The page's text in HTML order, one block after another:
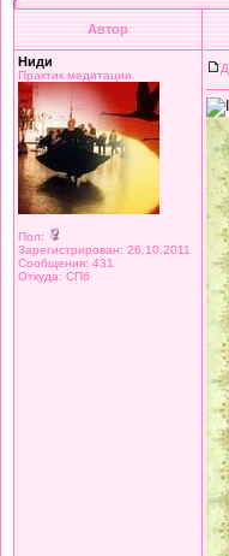
Автор
Ниди
Практик медитации.
Пол:
Зарегистрирован: 26.10.2011
Сообщения: 431
Откуда: СПб